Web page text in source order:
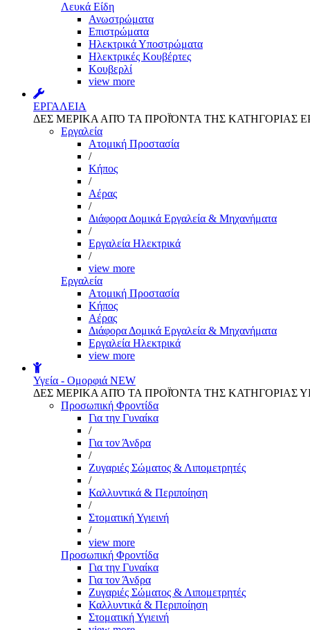
Λευκά Είδη
Ανωστρώματα
Επιστρώματα
Ηλεκτρικά Υποστρώματα
Ηλεκτρικές Κουβέρτες
Κουβερλί
view more
ΕΡΓΑΛΕΙΑ
ΔΕΣ ΜΕΡΙΚΑ ΑΠΌ ΤΑ ΠΡΟΪΌΝΤΑ ΤΗΣ ΚΑΤΗΓΟΡΙΑΣ
Εργαλεία
Aτομική Προστασία
/
Kήπος
/
Αέρας
/
Διάφορα Δομικά Εργαλεία & Μηχανήματα
/
Εργαλεία Ηλεκτρικά
/
view more
Εργαλεία
Aτομική Προστασία
Kήπος
Αέρας
Διάφορα Δομικά Εργαλεία & Μηχανήματα
Εργαλεία Ηλεκτρικά
view more
Υγεία - Ομορφιά NEW
ΔΕΣ ΜΕΡΙΚΑ ΑΠΌ ΤΑ ΠΡΟΪΌΝΤΑ ΤΗΣ ΚΑΤΗΓΟΡΙΑΣ
Προσωπική Φροντίδα
Για την Γυναίκα
/
Για τον Άνδρα
/
Ζυγαριές Σώματος & Λιπομετρητές
/
Καλλυντικά & Περιποίηση
/
Στοματική Υγιεινή
/
view more
Προσωπική Φροντίδα
Για την Γυναίκα
Για τον Άνδρα
Ζυγαριές Σώματος & Λιπομετρητές
Καλλυντικά & Περιποίηση
Στοματική Υγιεινή